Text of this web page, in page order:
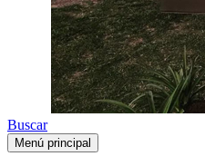
Buscar
Menú principal